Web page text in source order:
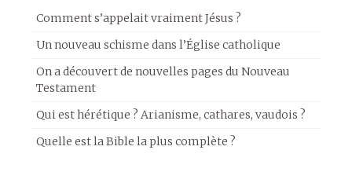
Comment s’appelait vraiment Jésus ?
Un nouveau schisme dans l’Église catholique
On a découvert de nouvelles pages du Nouveau
Testament
Qui est hérétique ? Arianisme, cathares, vaudois ?
Quelle est la Bible la plus complète ?